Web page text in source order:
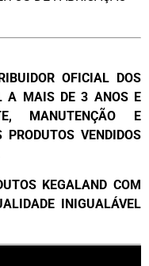
OFICIAL DOS
A MAIS DE 3 ANOS E
MANUTENÇÃO E
VENDIDOS
KEGALAND COM
INIGUALÁVEL